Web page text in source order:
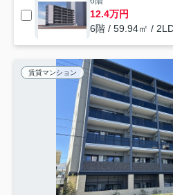
12.4万円
6階 / 59.94㎡ /
賃貸マンション